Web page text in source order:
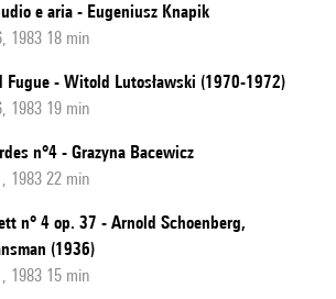
e aria - Eugeniusz Knapik
1983 18 min
Fugue - Witold Lutosławski (1970-1972)
1983 19 min
n°4 - Grazyna Bacewicz
1983 22 min
n° 4 op. 37 - Arnold Schoenberg,
(1936)
1983 15 min